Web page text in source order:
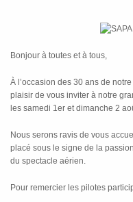
Bonjour à toutes et à tous,
À l’occasion des 30 ans de
plaisir de vous inviter à notre
les samedi 1er et dimanche 2
Nous serons ravis de vous
placé sous le signe de la
du spectacle aérien.
Pour remercier les pilotes